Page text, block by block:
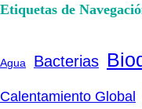
Etiquetas de
Agua Bacterias
Calentamiento Global